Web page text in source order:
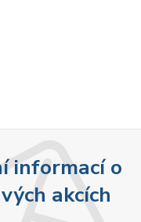
informací o
akcích